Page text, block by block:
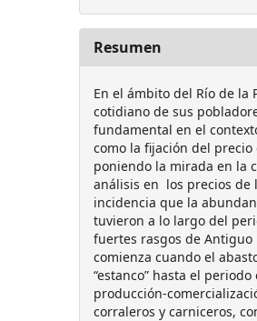
Resumen
En el ámbito del Río de la
cotidiano de sus
fundamental en el
como la fijación del
poniendo la mirada en la
análisis en los precios
incidencia que la
tuvieron a lo largo del
fuertes rasgos de Antiguo
comienza cuando el
“estanco” hasta el
producción-
corraleros y carniceros,